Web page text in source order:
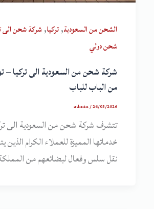
الشحن من السعودية,تركيا,شركة شحن الى
شحن دولي
شركة شحن من السعودية الى تركيا
من الباب للباب
admin/26/03/2026
تتشرف شركة شحن من السعودية الى
خدماتها المميزة للعملاء الكرام الذين
نقل سلس وفعال لبضائعهم من